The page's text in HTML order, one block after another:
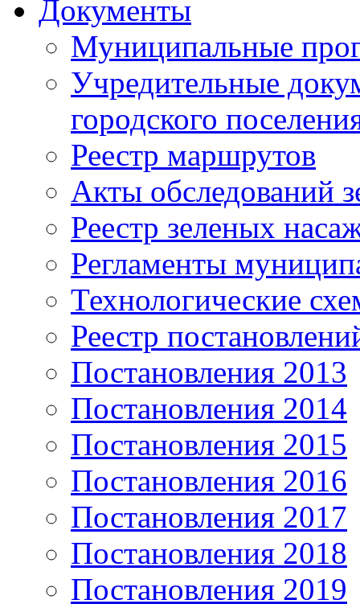
Документы
Муниципальные
Учредительные
городского
Реестр маршрутов
Акты обследований
Реестр зеленых
Регламенты
Технологические
Реестр
Постановления 2013
Постановления 2014
Постановления 2015
Постановления 2016
Постановления 2017
Постановления 2018
Постановления 2019